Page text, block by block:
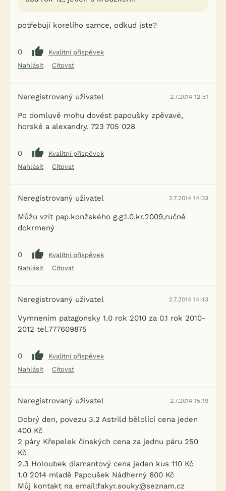
potřebuji korelího samce, odkud jste?
0
Kvalitní příspěvek
Nahlásit
Citovat
Neregistrovaný uživatel 2.7.2014 12:51
Po domluvě mohu dovést papoušky zpěvavé,
horské a alexandry. 723 705 028
0
Kvalitní příspěvek
Nahlásit
Citovat
Neregistrovaný uživatel 2.7.2014 14:03
Můžu vzít pap.konžského g.g.1.0,kr.2009,ručně
dokrmený
0
Kvalitní příspěvek
Nahlásit
Citovat
Neregistrovaný uživatel 2.7.2014 14:43
Vymnenim patagonsky 1.0 rok 2010 za 0.1 rok 2010-
2012 tel.777609875
0
Kvalitní příspěvek
Nahlásit
Citovat
Neregistrovaný uživatel 2.7.2014 15:19
Dobrý den, povezu 3.2 Astrild bělolící cena jeden
400 Kč
2 páry Křepelek čínských cena za jednu páru 250
Kč
2.3 Holoubek diamantový cena jeden kus 110 Kč
1.0 2014 mladě Papoušek Nádherný 600 Kč
Můj kontakt na email:fakyr.souky@seznam.cz